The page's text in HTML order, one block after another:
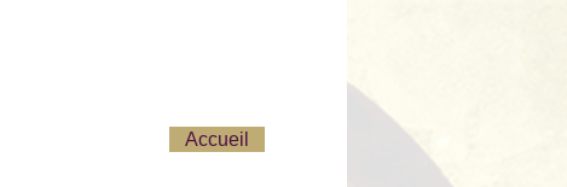
Accueil